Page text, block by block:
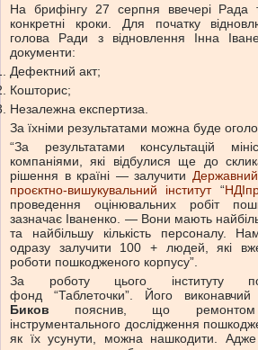
На брифінгу 27 серпня ввечері Рада
конкретні кроки. Для початку
голова Ради з відновлення Інна
документи:
Дефектний акт;
Кошторис;
Незалежна експертиза.
За їхніми результатами можна буде
“За результатами консультацій
компаніями, які відбулися ще до
рішення в країні — залучити
проєктно-вишукувальний інститут “
проведення оцінювальних робіт
зазначає Іваненко. — Вони мають
та найбільшу кількість персоналу.
одразу залучити 100 + людей, які
роботи пошкодженого корпусу”.
За роботу цього інституту
фонд “Таблеточки”. Його
Биков пояснив, що ремонтом
інструментального дослідження
як їх усунути, можна нашкодити. Адже